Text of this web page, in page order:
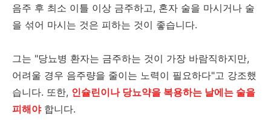
음주 후 최소 이틀 이상 금주하고, 혼자 술을 마시거나 술
을 섞어 마시는 것은 피하는 것이 좋습니다.
그는 "당뇨병 환자는 금주하는 것이 가장 바람직하지만,
어려울 경우 음주량을 줄이는 노력이 필요하다"고 강조했
습니다. 또한, 인슐린이나 당뇨약을 복용하는 날에는 술을
피해야 합니다.